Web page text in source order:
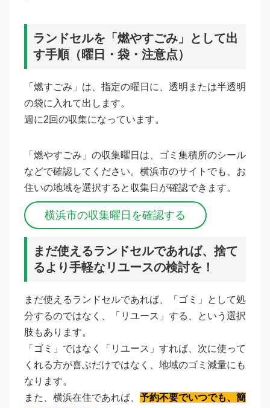
ランドセルを「燃やすごみ」として出
す手順（曜日・袋・注意点）
「燃すごみ」は、指定の曜日に、透明または半透明
の袋に入れて出します。
週に2回の収集になっています。
「燃やすごみ」の収集曜日は、ゴミ集積所のシール
などで確認してください。横浜市のサイトでも、お
住いの地域を選択すると収集日が確認できます。
横浜市の収集曜日を確認する
まだ使えるランドセルであれば、捨て
るより手軽なリユースの検討を！
まだ使えるランドセルであれば、「ゴミ」として処
分するのではなく、「リユース」する、という選択
肢もあります。
「ゴミ」ではなく「リユース」すれば、次に使って
くれる方が喜ぶだけではなく、地域のゴミ減量にも
なります。
また、横浜在住であれば、 予約不要でいつでも、簡